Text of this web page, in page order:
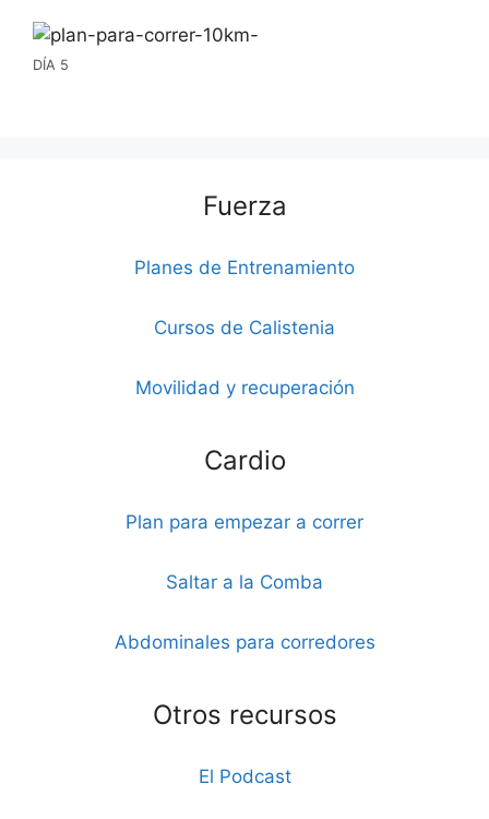
DÍA 5
Fuerza
Planes de Entrenamiento
Cursos de Calistenia
Movilidad y recuperación
Cardio
Plan para empezar a correr
Saltar a la Comba
Abdominales para corredores
Otros recursos
El Podcast